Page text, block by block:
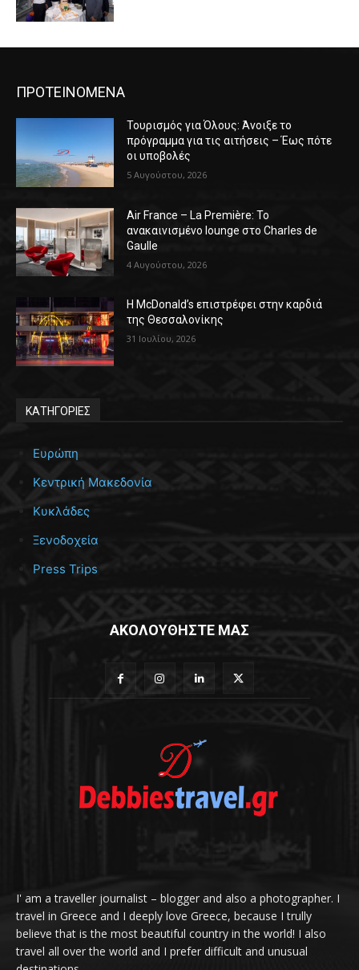
ΠΡΟΤΕΙΝΟΜΕΝΑ
Τουρισμός για Όλους: Άνοιξε το
πρόγραμμα για τις αιτήσεις – Έως πότε
οι υποβολές
5 Αυγούστου, 2026
Air France – La Première: Το
ανακαινισμένο lounge στο Charles de
Gaulle
4 Αυγούστου, 2026
Η McDonald’s επιστρέφει στην καρδιά
της Θεσσαλονίκης
31 Ιουλίου, 2026
ΚΑΤΗΓΟΡΙΕΣ
Ευρώπη
Κεντρική Μακεδονία
Κυκλάδες
Ξενοδοχεία
Press Trips
ΑΚΟΛΟΥΘΗΣΤΕ ΜΑΣ
I' am a traveller journalist – blogger and also a photographer. I
travel in Greece and I deeply love Greece, because I trully
believe that is the most beautiful country in the world! I also
travel all over the world and I prefer difficult and unusual